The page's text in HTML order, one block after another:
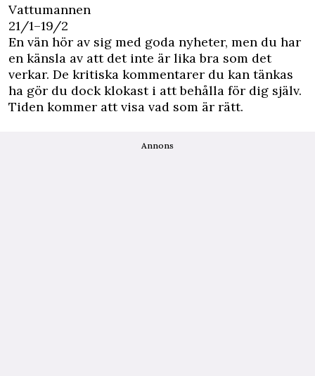
Vattumannen
21/1–19/2
En vän hör av sig med goda nyheter, men du har
en känsla av att det inte är lika bra som det
verkar. De kritiska kommentarer du kan tänkas
ha gör du dock klokast i att behålla för dig själv.
Tiden kommer att visa vad som är rätt.
Annons